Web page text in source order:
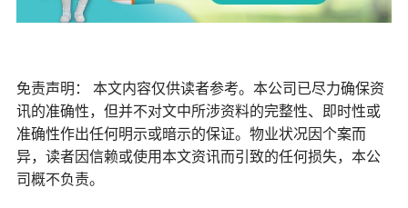
免责声明： 本文内容仅供读者参考。本公司已尽力确保资
讯的准确性，但并不对文中所涉资料的完整性、即时性或
准确性作出任何明示或暗示的保证。物业状况因个案而
异，读者因信赖或使用本文资讯而引致的任何损失，本公
司概不负责。